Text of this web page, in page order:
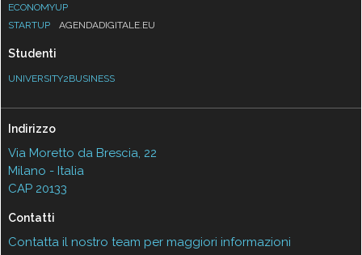
ECONOMYUP
STARTUP
AGENDADIGITALE.EU
Studenti
UNIVERSITY2BUSINESS
Indirizzo
Via Moretto da Brescia, 22
Milano - Italia
CAP 20133
Contatti
Contatta il nostro team per maggiori informazioni